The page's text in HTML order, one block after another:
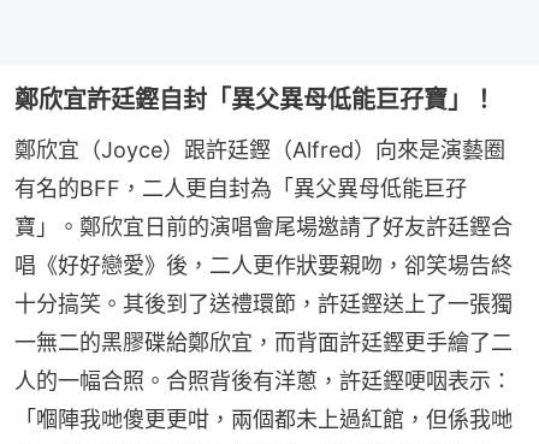
鄭欣宜許廷鏗自封「異父異母低能巨孖寶」！
鄭欣宜（Joyce）跟許廷鏗（Alfred）向來是演藝圈
有名的BFF，二人更自封為「異父異母低能巨孖
寶」。鄭欣宜日前的演唱會尾場邀請了好友許廷鏗合
唱《好好戀愛》後，二人更作狀要親吻，卻笑場告終
十分搞笑。其後到了送禮環節，許廷鏗送上了一張獨
一無二的黑膠碟給鄭欣宜，而背面許廷鏗更手繪了二
人的一幅合照。合照背後有洋蔥，許廷鏗哽咽表示：
「嗰陣我哋傻更更咁，兩個都未上過紅館，但係我哋